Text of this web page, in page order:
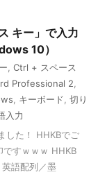
キー」で入力
10）
Ctrl + スペース
Professional 2
キーボード 切り
入力
した！ HHKBでご
ですｗｗｗ HHKB
語配列／墨